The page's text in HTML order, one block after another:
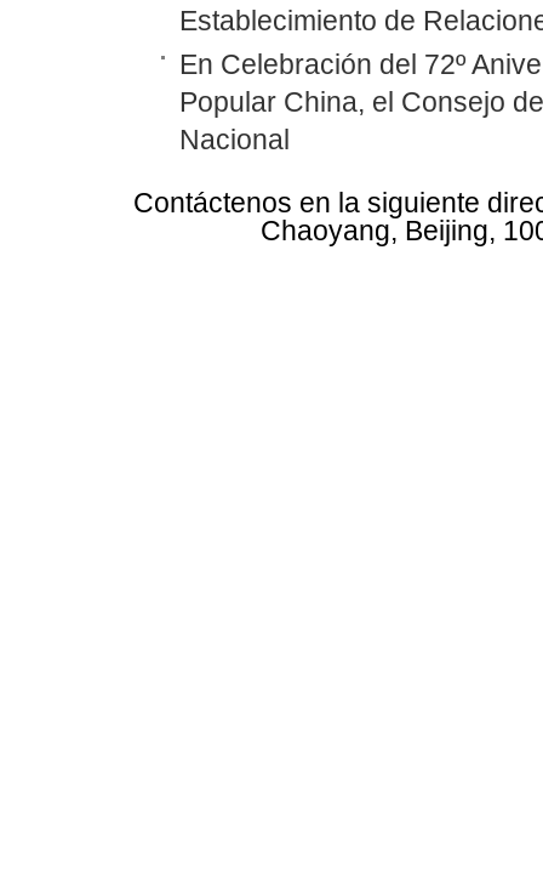
Establecimiento de
En Celebración del 72º
Popular China, el Consejo
Nacional
Contáctenos en la siguiente
Chaoyang, Beijing,